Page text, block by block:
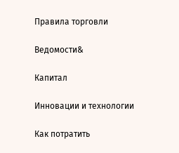
Правила торговли
Ведомости&
Капитал
Инновации и технологии
Как потратить